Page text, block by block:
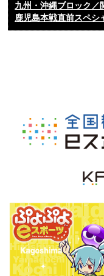
九州・沖縄ブロック／
鹿児島本戦直前スペシ